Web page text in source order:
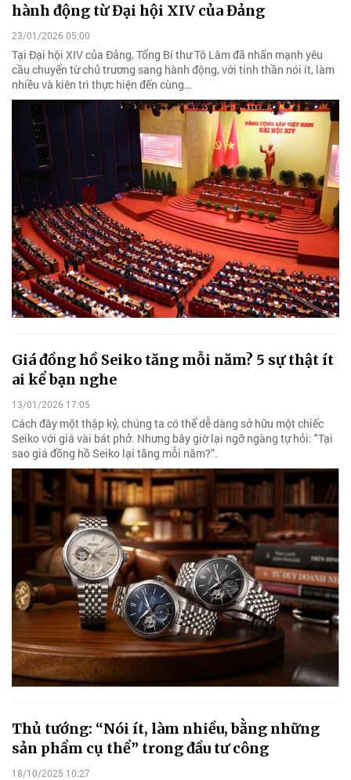
hành động từ Đại hội XIV của Đảng
23/01/2026 05:00
Tại Đại hội XIV của Đảng, Tổng Bí thư Tô Lâm đã nhấn mạnh yêu
cầu chuyển từ chủ trương sang hành động, với tinh thần nói ít, làm
nhiều và kiên trì thực hiện đến cùng…
Giá đồng hồ Seiko tăng mỗi năm? 5 sự thật ít
ai kể bạn nghe
13/01/2026 17:05
Cách đây một thập kỷ, chúng ta có thể dễ dàng sở hữu một chiếc
Seiko với giá vài bát phở. Nhưng bây giờ lại ngỡ ngàng tự hỏi: "Tại
sao giá đồng hồ Seiko lại tăng mỗi năm?”.
Thủ tướng: “Nói ít, làm nhiều, bằng những
sản phẩm cụ thể” trong đầu tư công
18/10/2025 10:27